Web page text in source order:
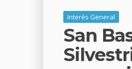
Interés General
San